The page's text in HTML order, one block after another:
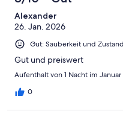
nicht der richtige Ort. Auf
out ohne Aufpreis bis 14 Uhr
Alexander
26. Jan. 2026
Gut: Sauberkeit und
Gut und preiswert
Aufenthalt von 1 Nacht im
0